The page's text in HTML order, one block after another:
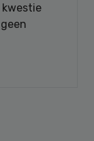
kwestie